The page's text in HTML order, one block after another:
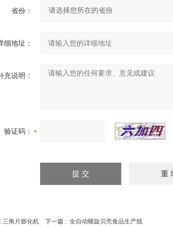
省份：
细地址：
充说明：
验证码：
三角片膨化机 下一篇 : 全自动螺旋贝壳食品生产线